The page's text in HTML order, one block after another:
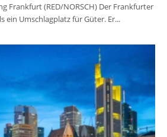
Frankfurt (RED/NORSCH) Der Frankfurter
ein Umschlagplatz für Güter. Er...